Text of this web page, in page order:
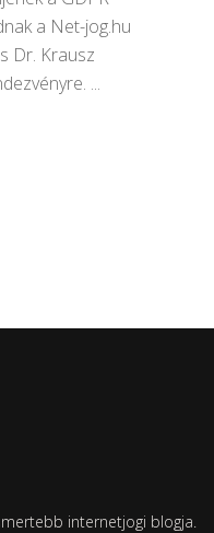
a Net-jog.hu
Dr. Krausz
internetjogi blogja.